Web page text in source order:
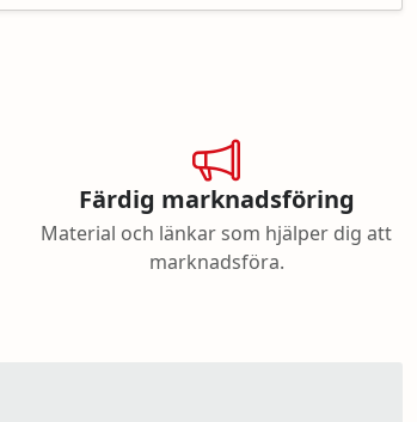
Färdig marknadsföring
Material och länkar som hjälper dig att
marknadsföra.